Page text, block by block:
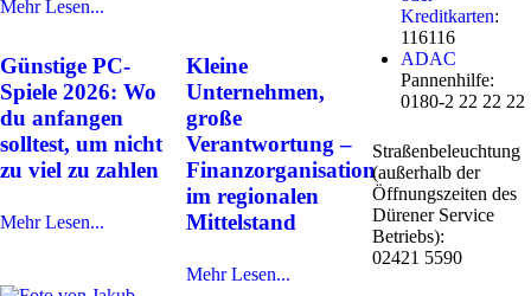
Mehr Lesen...
Günstige PC-
Spiele 2026: Wo
du anfangen
solltest, um nicht
zu viel zu zahlen
Mehr Lesen...
Kleine
Unternehmen,
große
Verantwortung –
Finanzorganisation
im regionalen
Mittelstand
Mehr Lesen...
Kreditkarten:
116116
ADAC
Pannenhilfe:
0180-2 22 22 22
Straßenbeleuchtung
(außerhalb der
Öffnungszeiten des
Dürener Service
Betriebs):
02421 5590